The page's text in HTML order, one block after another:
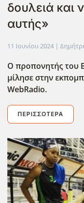
δουλειά και
αυτής»
11 Ιουνίου 2024 |
Ο προπονητής του
μίλησε στην
WebRadio.
ΠΕΡΙΣΣΌΤΕΡΑ